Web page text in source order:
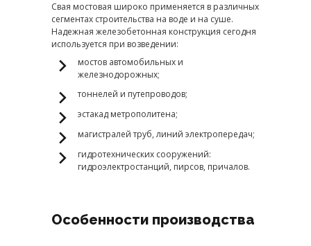
Свая мостовая широко применяется в различных
сегментах строительства на воде и на суше.
Надежная железобетонная конструкция сегодня
используется при возведении:
мостов автомобильных и
железнодорожных;
тоннелей и путепроводов;
эстакад метрополитена;
магистралей труб, линий электропередач;
гидротехнических сооружений:
гидроэлектростанций, пирсов, причалов.
Особенности производства